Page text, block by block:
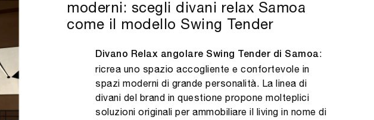
moderni: scegli divani relax Samoa
come il modello Swing Tender
Divano Relax angolare Swing Tender di Samoa:
ricrea uno spazio accogliente e confortevole in
spazi moderni di grande personalità. La linea di
divani del brand in questione propone molteplici
soluzioni originali per ammobiliare il living in nome di